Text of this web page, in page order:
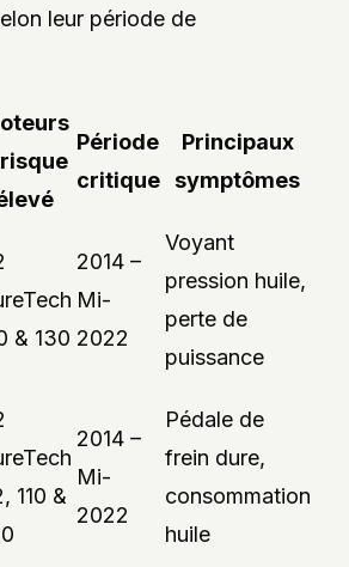
leur période de
Période
critique
Principaux
symptômes
& 130
2014 –
Mi-
2022
Voyant
pression huile,
perte de
puissance
110 &
2014 –
Mi-
2022
Pédale de
frein dure,
consommation
huile